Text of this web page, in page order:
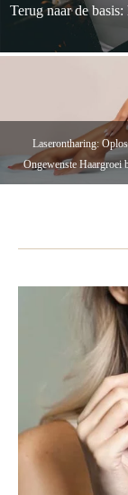
Terug naar de
Laserontharing:
Ongewenste Haargroei